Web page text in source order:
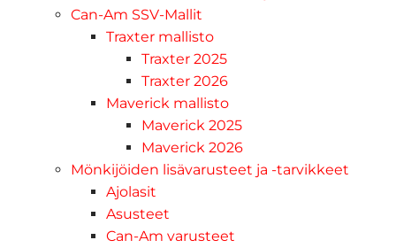
Can-Am SSV-Mallit
Traxter mallisto
Traxter 2025
Traxter 2026
Maverick mallisto
Maverick 2025
Maverick 2026
Mönkijöiden lisävarusteet ja -tarvikkeet
Ajolasit
Asusteet
Can-Am varusteet